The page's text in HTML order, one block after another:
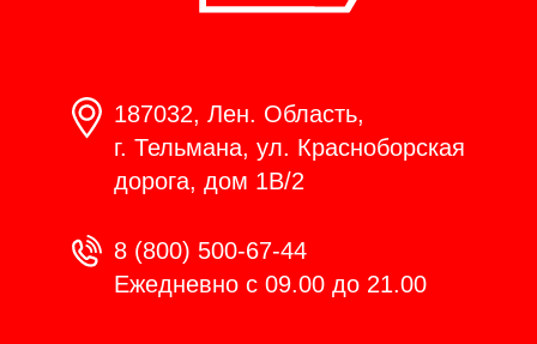
187032, Лен. Область,
г. Тельмана, ул. Красноборская
дорога, дом 1В/2
8 (800) 500-67-44
Ежедневно с 09.00 до 21.00